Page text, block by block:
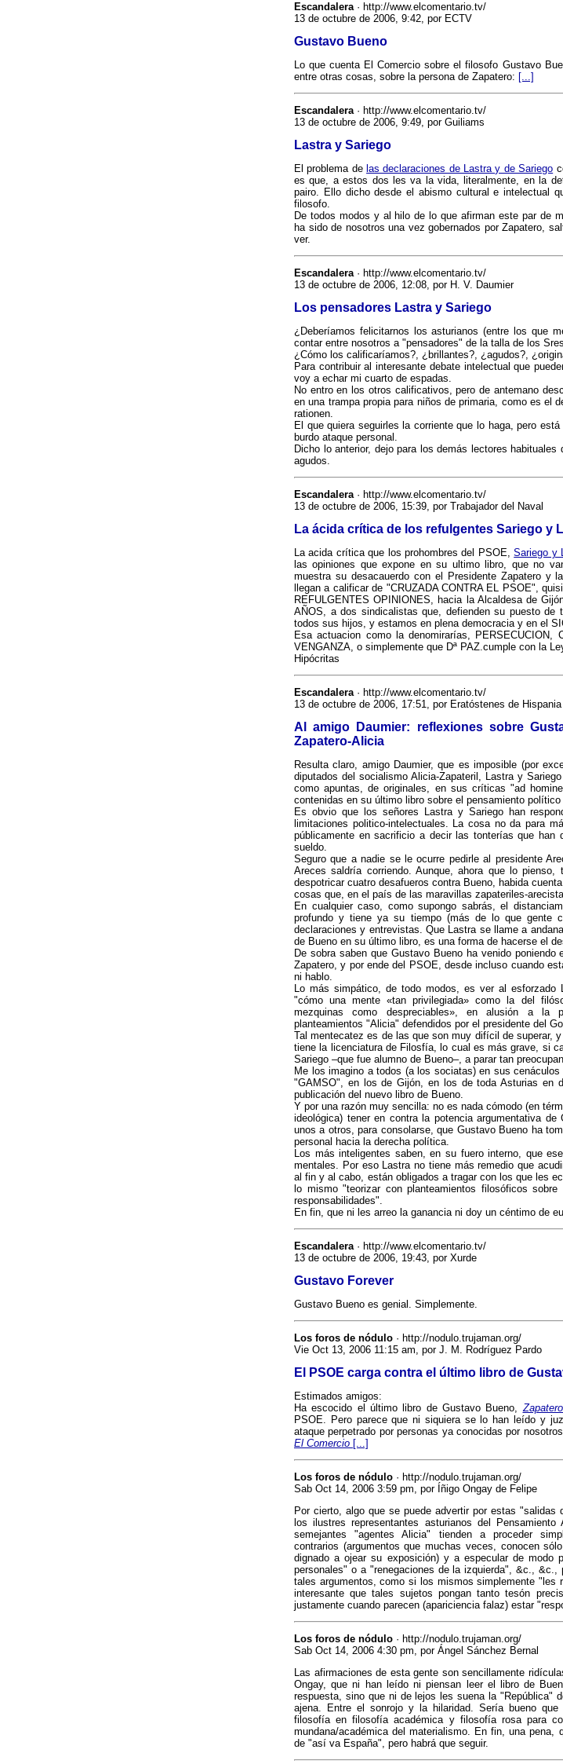
Escandalera· http://www.elcomentario.tv/
13 de octubre de 2006, 9:42, por ECTV
Gustavo Bueno
Lo que cuenta El Comercio sobre el filosofo Gustavo
entre otras cosas, sobre la persona de Zapatero: [...]
Escandalera· http://www.elcomentario.tv/
13 de octubre de 2006, 9:49, por Guiliams
Lastra y Sariego
El problema de las declaraciones de Lastra y de Sariego
es que, a estos dos les va la vida, literalmente, en la
pairo. Ello dicho desde el abismo cultural e intelectual
filosofo.
De todos modos y al hilo de lo que afirman este par de
ha sido de nosotros una vez gobernados por Zapatero,
ver.
Escandalera· http://www.elcomentario.tv/
13 de octubre de 2006, 12:08, por H. V. Daumier
Los pensadores Lastra y Sariego
¿Deberíamos felicitarnos los asturianos (entre los que
contar entre nosotros a "pensadores" de la talla de los
¿Cómo los calificaríamos?, ¿brillantes?, ¿agudos?,
Para contribuir al interesante debate intelectual que
voy a echar mi cuarto de espadas.
No entro en los otros calificativos, pero de antemano
en una trampa propia para niños de primaria, como es el
rationen.
El que quiera seguirles la corriente que lo haga, pero
burdo ataque personal.
Dicho lo anterior, dejo para los demás lectores
agudos.
Escandalera· http://www.elcomentario.tv/
13 de octubre de 2006, 15:39, por Trabajador del Naval
La ácida crítica de los refulgentes Sariego y
La acida crítica que los prohombres del PSOE,Sariego y
las opiniones que expone en su ultimo libro, que no
muestra su desacauerdo con el Presidente Zapatero y
llegan a calificar de "CRUZADA CONTRA EL PSOE",
REFULGENTES OPINIONES, hacia la Alcaldesa de
AÑOS, a dos sindicalistas que, defienden su puesto
todos sus hijos, y estamos en plena democracia y en el
Esa actuacion como la denomirarías, PERSECUCION,
VENGANZA, o simplemente que Dª PAZ.cumple con la
Hipócritas
Escandalera· http://www.elcomentario.tv/
13 de octubre de 2006, 17:51, por Eratóstenes de Hispania
Al amigo Daumier: reflexiones sobre
Zapatero-Alicia
Resulta claro, amigo Daumier, que es imposible (por
diputados del socialismo Alicia-Zapateril, Lastra y
como apuntas, de originales, en sus críticas "ad
contenidas en su último libro sobre el pensamiento
Es obvio que los señores Lastra y Sariego han
limitaciones politico-intelectuales. La cosa no da para
públicamente en sacrificio a decir las tonterías que han
sueldo.
Seguro que a nadie se le ocurre pedirle al presidente
Areces saldría corriendo. Aunque, ahora que lo
despotricar cuatro desafueros contra Bueno, habida
cosas que, en el país de las maravillas zapateriles-
En cualquier caso, como supongo sabrás, el
profundo y tiene ya su tiempo (más de lo que gente
declaraciones y entrevistas. Que Lastra se llame a
de Bueno en su último libro, es una forma de hacerse el
De sobra saben que Gustavo Bueno ha venido
Zapatero, y por ende del PSOE, desde incluso cuando
ni hablo.
Lo más simpático, de todo modos, es ver al esforzado
"cómo una mente «tan privilegiada» como la del
mezquinas como despreciables», en alusión a la
planteamientos "Alicia" defendidos por el presidente del
Tal mentecatez es de las que son muy difícil de superar,
tiene la licenciatura de Filosfía, lo cual es más grave, si
Sariego –que fue alumno de Bueno–, a parar tan
Me los imagino a todos (a los sociatas) en sus
"GAMSO", en los de Gijón, en los de toda Asturias en
publicación del nuevo libro de Bueno.
Y por una razón muy sencilla: no es nada cómodo (en
ideológica) tener en contra la potencia argumentativa
unos a otros, para consolarse, que Gustavo Bueno ha
personal hacia la derecha política.
Los más inteligentes saben, en su fuero interno, que
mentales. Por eso Lastra no tiene más remedio que
al fin y al cabo, están obligados a tragar con los que les
lo mismo "teorizar con planteamientos filosóficos
responsabilidades".
En fin, que ni les arreo la ganancia ni doy un céntimo de
Escandalera· http://www.elcomentario.tv/
13 de octubre de 2006, 19:43, por Xurde
Gustavo Forever
Gustavo Bueno es genial. Simplemente.
Los foros de nódulo · http://nodulo.trujaman.org/
Vie Oct 13, 2006 11:15 am, por J. M. Rodríguez Pardo
El PSOE carga contra el último libro de
Estimados amigos:
Ha escocido el último libro de Gustavo Bueno,
PSOE. Pero parece que ni siquiera se lo han leído y
ataque perpetrado por personas ya conocidas por
El Comercio [...]
Los foros de nódulo · http://nodulo.trujaman.org/
Sab Oct 14, 2006 3:59 pm, por Íñigo Ongay de Felipe
Por cierto, algo que se puede advertir por estas
los ilustres representantes asturianos del
semejantes "agentes Alicia" tienden a proceder
contrarios (argumentos que muchas veces, conocen
dignado a ojear su exposición) y a especular de modo
personales" o a "renegaciones de la izquierda", &c.,
tales argumentos, como si los mismos simplemente "les
interesante que tales sujetos pongan tanto tesón
justamente cuando parecen (apariciencia falaz) estar
Los foros de nódulo · http://nodulo.trujaman.org/
Sab Oct 14, 2006 4:30 pm, por Ángel Sánchez Bernal
Las afirmaciones de esta gente son sencillamente
Ongay, que ni han leído ni piensan leer el libro de
respuesta, sino que ni de lejos les suena la "República"
ajena. Entre el sonrojo y la hilaridad. Sería bueno
filosofía en filosofía académica y filosofía rosa para
mundana/académica del materialismo. En fin, una pena,
de "así va España", pero habrá que seguir.